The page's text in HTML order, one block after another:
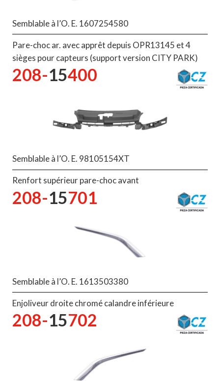
Semblable à l’O. E. 1607254580
Pare-choc ar. avec apprêt depuis OPR13145 et 4
sièges pour capteurs (support version CITY PARK)
208-15400
Semblable à l’O. E. 98105154XT
Renfort supérieur pare-choc avant
208-15701
Semblable à l’O. E. 1613503380
Enjoliveur droite chromé calandre inférieure
208-15702